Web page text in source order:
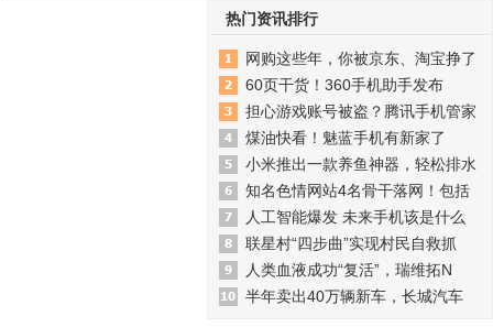
热门资讯排行
网购这些年，你被京东、淘宝挣了
60页干货！360手机助手发布
担心游戏账号被盗？腾讯手机管家
煤油快看！魅蓝手机有新家了
小米推出一款养鱼神器，轻松排水
知名色情网站4名骨干落网！包括
人工智能爆发 未来手机该是什么
联星村“四步曲”实现村民自救抓
人类血液成功“复活”，瑞维拓N
半年卖出40万辆新车，长城汽车